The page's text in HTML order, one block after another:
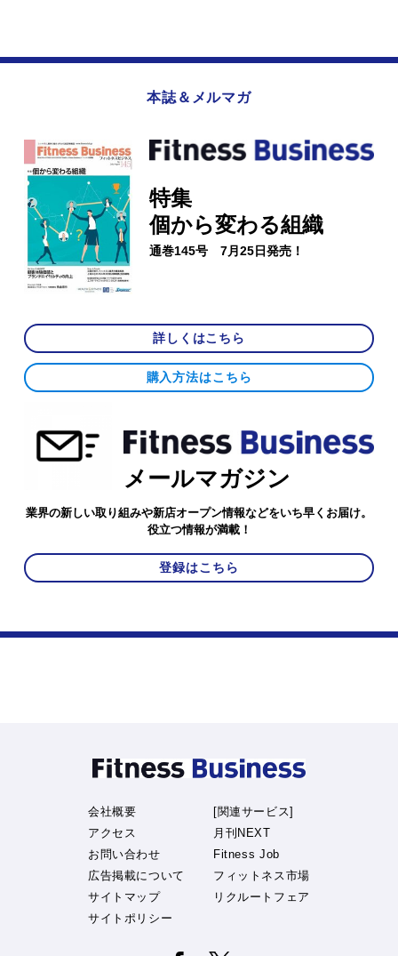
本誌＆メルマガ
特集
個から変わる組織
通巻145号 7月25日発売！
詳しくはこちら
購入方法はこちら
メールマガジン
業界の新しい取り組みや新店オープン情報などをいち早くお届け。
役立つ情報が満載！
登録はこちら
会社概要
アクセス
お問い合わせ
広告掲載について
サイトマップ
サイトポリシー
[関連サービス]
月刊NEXT
Fitness Job
フィットネス市場
リクルートフェア